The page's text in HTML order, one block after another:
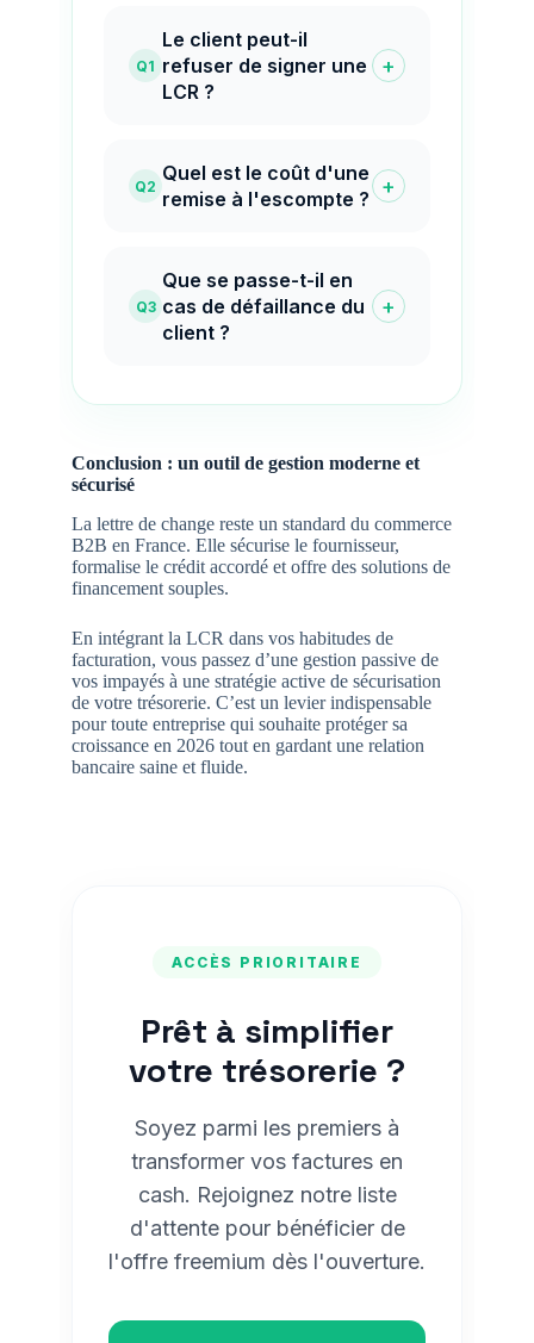
Q1
Le client peut-il
refuser de signer une
LCR ?
+
Q2
Quel est le coût d'une
remise à l'escompte ?
+
Q3
Que se passe-t-il en
cas de défaillance du
client ?
+
Conclusion : un outil de gestion moderne et
sécurisé
La lettre de change reste un standard du commerce
B2B en France. Elle sécurise le fournisseur,
formalise le crédit accordé et offre des solutions de
financement souples.
En intégrant la LCR dans vos habitudes de
facturation, vous passez d’une gestion passive de
vos impayés à une stratégie active de sécurisation
de votre trésorerie. C’est un levier indispensable
pour toute entreprise qui souhaite protéger sa
croissance en 2026 tout en gardant une relation
bancaire saine et fluide.
ACCÈS PRIORITAIRE
Prêt à simplifier
votre trésorerie ?
Soyez parmi les premiers à
transformer vos factures en
cash. Rejoignez notre liste
d'attente pour bénéficier de
l'offre freemium dès l'ouverture.